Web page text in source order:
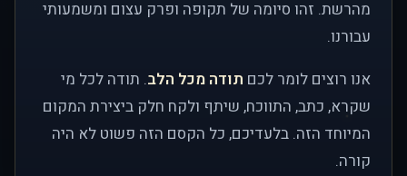
מהרשת. זהו סיומה של תקופה ופרק עצום ומשמעותי
עבורנו.
אנו רוצים לומר לכם תודה מכל הלב. תודה לכל מי
שקרא, כתב, התווכח, שיתף ולקח חלק ביצירת המקום
המיוחד הזה. בלעדיכם, כל הקסם הזה פשוט לא היה
קורה.